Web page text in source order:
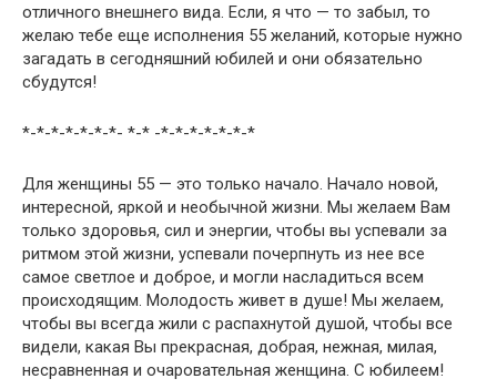
отличного внешнего вида. Если, я что — то забыл, то
желаю тебе еще исполнения 55 желаний, которые нужно
загадать в сегодняшний юбилей и они обязательно
сбудутся!
*-*-*-*-*-*-*- *-* -*-*-*-*-*-*-*
Для женщины 55 — это только начало. Начало новой,
интересной, яркой и необычной жизни. Мы желаем Вам
только здоровья, сил и энергии, чтобы вы успевали за
ритмом этой жизни, успевали почерпнуть из нее все
самое светлое и доброе, и могли насладиться всем
происходящим. Молодость живет в душе! Мы желаем,
чтобы вы всегда жили с распахнутой душой, чтобы все
видели, какая Вы прекрасная, добрая, нежная, милая,
несравненная и очаровательная женщина. С юбилеем!